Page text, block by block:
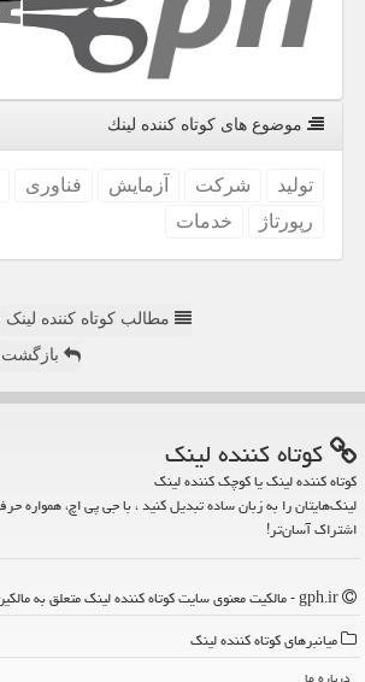
موضوع های كوتاه كننده لینك
تولید شركت آزمایش فناوری
رپورتاژ
خدمات
مطالب کوتاه کننده لینک
بازگشت
كوتاه كننده لینك
کوتاه کننده لینک یا کوچک کننده لینک
لینک‌هایتان را به زبان ساده تبدیل کنید ، با جی پی اچ، همواره
اشتراک آسان‌تر!
میانبرهای كوتاه كننده لینك